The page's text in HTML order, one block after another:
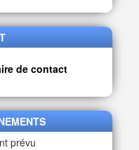
de contact
prévu